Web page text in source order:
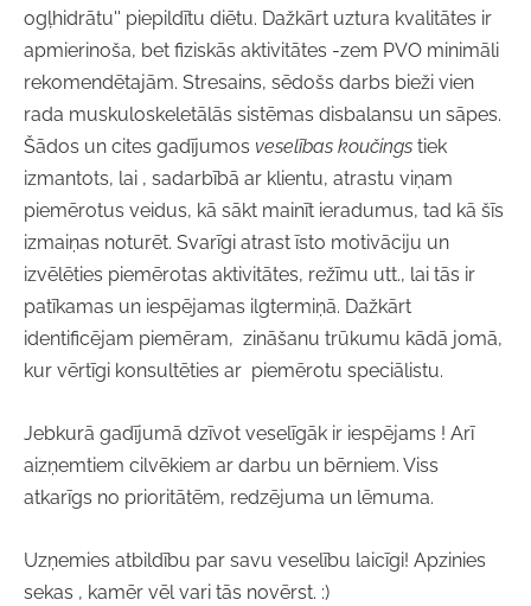
ogļhidrātu'' piepildītu diētu. Dažkārt uztura kvalitātes ir
apmierinoša, bet fiziskās aktivitātes -zem PVO minimāli
rekomendētajām. Stresains, sēdošs darbs bieži vien
rada muskuloskeletālās sistēmas disbalansu un sāpes.
Šādos un cites gadījumos veselības koučings tiek
izmantots, lai , sadarbībā ar klientu, atrastu viņam
piemērotus veidus, kā sākt mainīt ieradumus, tad kā šīs
izmaiņas noturēt. Svarīgi atrast īsto motivāciju un
izvēlēties piemērotas aktivitātes, režīmu utt., lai tās ir
patīkamas un iespējamas ilgtermiņā. Dažkārt
identificējam piemēram, zināšanu trūkumu kādā jomā,
kur vērtīgi konsultēties ar piemērotu speciālistu.
Jebkurā gadījumā dzīvot veselīgāk ir iespējams ! Arī
aizņemtiem cilvēkiem ar darbu un bērniem. Viss
atkarīgs no prioritātēm, redzējuma un lēmuma.
Uzņemies atbildību par savu veselību laicīgi! Apzinies
sekas , kamēr vēl vari tās novērst. :)